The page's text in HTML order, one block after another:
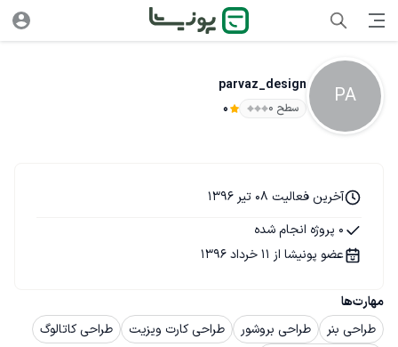
PA
parvaz_design
سطح ۰ 0
مهارت‌ها
طراحی بنر
طراحی بروشور طراحی کارت ویزیت
طراحی کاتالوگ
آخرین فعالیت 08 تیر 1396
0 پروژه انجام شده
عضو پونیشا از 11 خرداد 1396